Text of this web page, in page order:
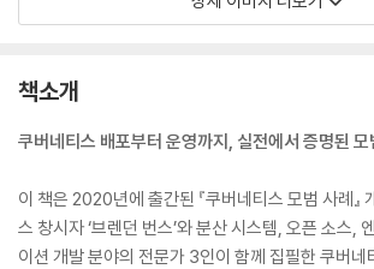
책소개
쿠버네티스 배포부터 운영까지, 실전에서 증명된
이 책은 2020년에 출간된 『쿠버네티스 모범 사례』
스 창시자 ‘브렌던 번스’와 분산 시스템, 오픈 소스,
이션 개발 분야의 전문가 3인이 함께 집필한 쿠버네